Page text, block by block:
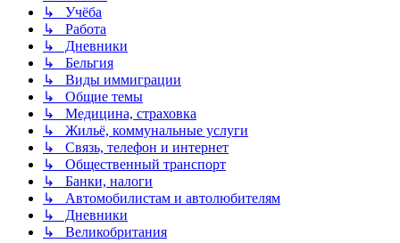
↳ Учёба
↳ Работа
↳ Дневники
↳ Бельгия
↳ Виды иммиграции
↳ Общие темы
↳ Медицина, страховка
↳ Жильё, коммунальные услуги
↳ Связь, телефон и интернет
↳ Общественный транспорт
↳ Банки, налоги
↳ Автомобилистам и автолюбителям
↳ Дневники
↳ Великобритания